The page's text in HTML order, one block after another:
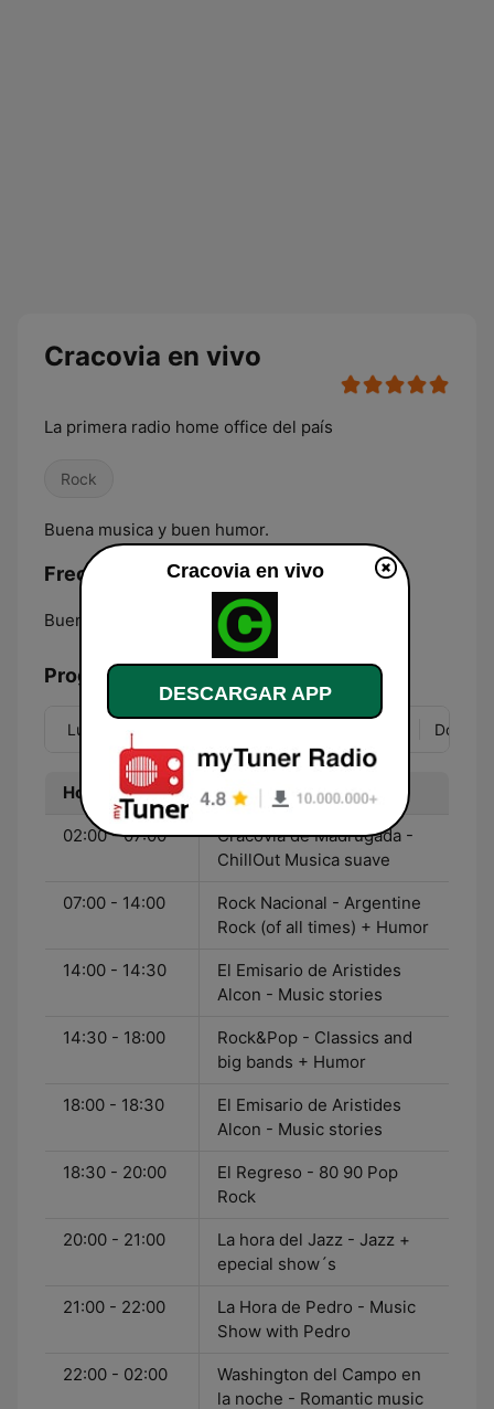
Cracovia en vivo
La primera radio home office del país
Rock
Buena musica y buen humor.
Frecuencias Cracovia:
Buenos Aires:
Programación
Lun Mar Dom
Hora Programa
02:00 - 07:00
Cracovia de Madrugada -
ChillOut Musica suave
07:00 - 14:00
Rock Nacional - Argentine
Rock (of all times) + Humor
14:00 - 14:30
El Emisario de Aristides
Alcon - Music stories
14:30 - 18:00
Rock&Pop - Classics and
big bands + Humor
18:00 - 18:30
El Emisario de Aristides
Alcon - Music stories
18:30 - 20:00
El Regreso - 80 90 Pop
Rock
20:00 - 21:00
La hora del Jazz - Jazz +
epecial show´s
21:00 - 22:00
La Hora de Pedro - Music
Show with Pedro
22:00 - 02:00
Washington del Campo en
la noche - Romantic music
Cracovia en vivo
DESCARGAR APP